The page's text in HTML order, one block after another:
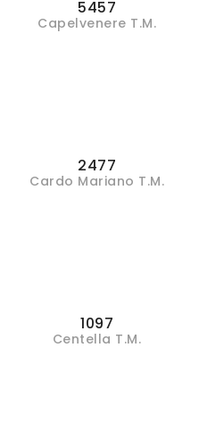
5457
Capelvenere T.M.
2477
Cardo Mariano T.M.
1097
Centella T.M.